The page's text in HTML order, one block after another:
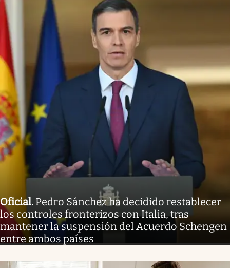
Oficial. Pedro Sánchez ha decidido restablecer
los controles fronterizos con Italia, tras
mantener la suspensión del Acuerdo Schengen
entre ambos países